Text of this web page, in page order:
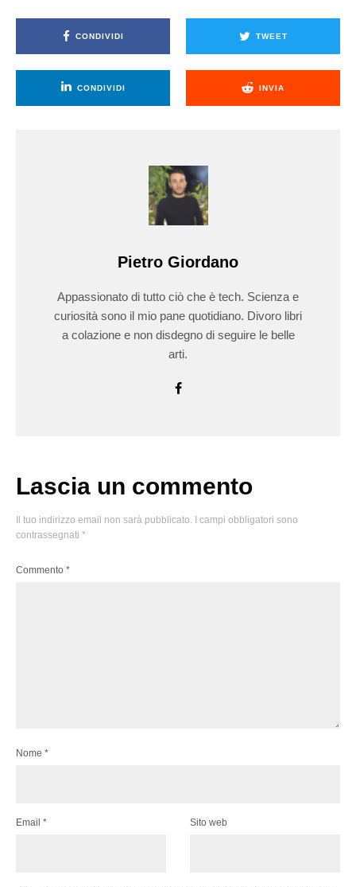
CONDIVIDI TWEET
CONDIVIDI INVIA
Pietro Giordano
Appassionato di tutto ciò che è tech. Scienza e
curiosità sono il mio pane quotidiano. Divoro libri
a colazione e non disdegno di seguire le belle
arti.
Lascia un commento
Il tuo indirizzo email non sarà pubblicato.
I campi obbligatori sono
contrassegnati *
Commento *
Nome *
Email * Sito web